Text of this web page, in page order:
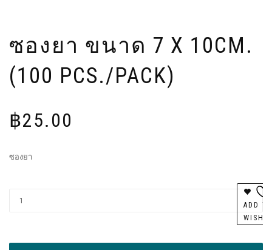
ซองยา ขนาด 7 X 10CM.
(100 PCS./PACK)
฿25.00
ซองยา
ADD